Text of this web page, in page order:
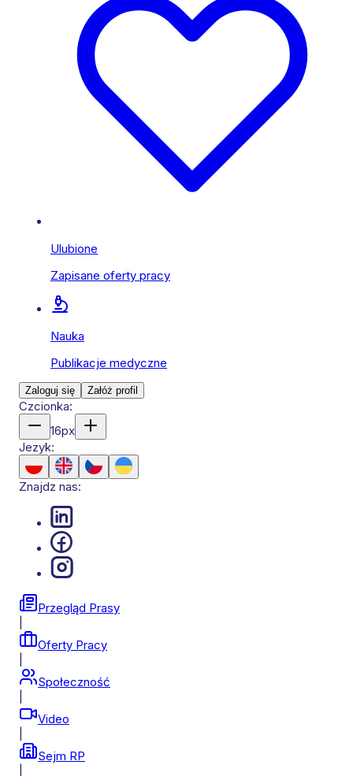
Ulubione
Zapisane oferty pracy
Nauka
Publikacje medyczne
Zaloguj się Załóż profil
Czcionka:
16px
Jezyk:
Znajdz nas:
Przegląd Prasy
Oferty Pracy
Społeczność
Video
Sejm RP